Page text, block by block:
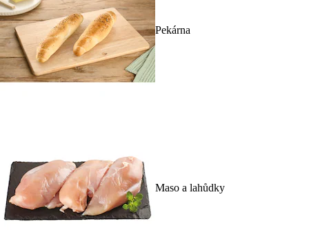
Pekárna
Maso a lahůdky